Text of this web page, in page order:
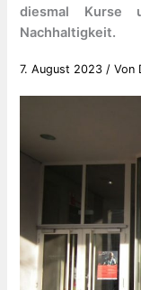
diesmal Kurse
Nachhaltigkeit.
7. August 2023 / Von